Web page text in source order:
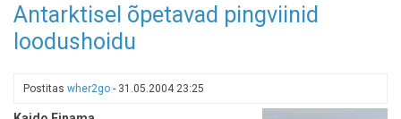
vaalaekskursioonil
Antarktisel õpetavad pingviinid
loodushoidu
Postitas wher2go - 31.05.2004 23:25